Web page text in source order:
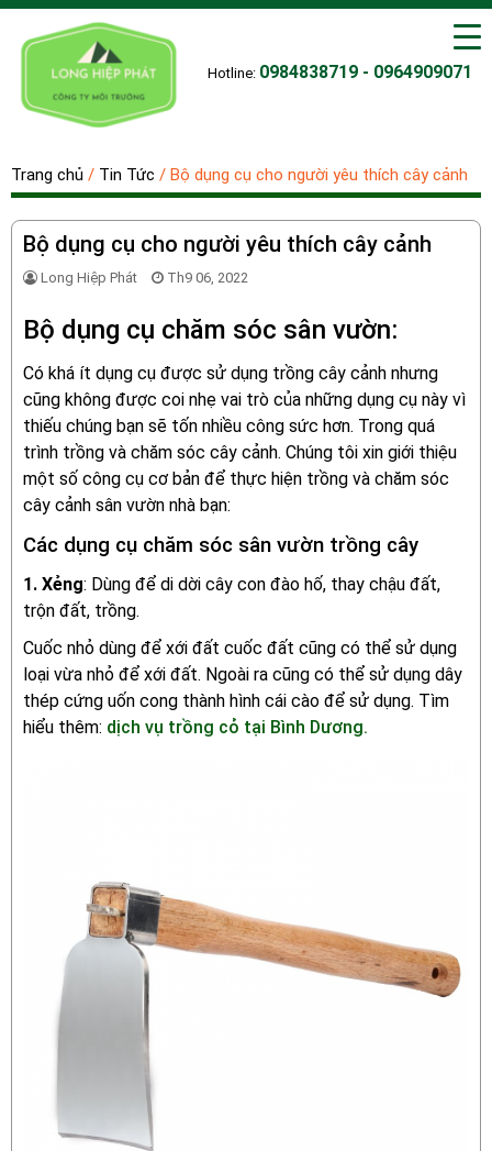
Hotline: 0984838719 - 0964909071
Trang chủ / Tin Tức / Bộ dụng cụ cho người yêu thích cây cảnh
Bộ dụng cụ cho người yêu thích cây cảnh
Long Hiệp Phát Th9 06, 2022
Bộ dụng cụ chăm sóc sân vườn:
Có khá ít dụng cụ được sử dụng trồng cây cảnh nhưng
cũng không được coi nhẹ vai trò của những dụng cụ này vì
thiếu chúng bạn sẽ tốn nhiều công sức hơn. Trong quá
trình trồng và chăm sóc cây cảnh. Chúng tôi xin giới thiệu
một số công cụ cơ bản để thực hiện trồng và chăm sóc
cây cảnh sân vườn nhà bạn:
Các dụng cụ chăm sóc sân vườn trồng cây
1. Xẻng: Dùng để di dời cây con đào hố, thay chậu đất,
trộn đất, trồng.
Cuốc nhỏ dùng để xới đất cuốc đất cũng có thể sử dụng
loại vừa nhỏ để xới đất. Ngoài ra cũng có thể sử dụng dây
thép cứng uốn cong thành hình cái cào để sử dụng. Tìm
hiểu thêm: dịch vụ trồng cỏ tại Bình Dương.